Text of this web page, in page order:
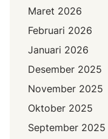
Maret 2026
Februari 2026
Januari 2026
Desember 2025
November 2025
Oktober 2025
September 2025